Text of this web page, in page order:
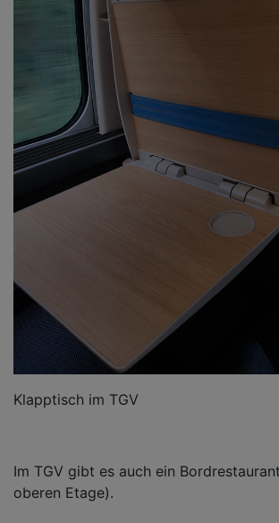
Klapptisch im TGV
Im TGV gibt es auch ein
oberen Etage).